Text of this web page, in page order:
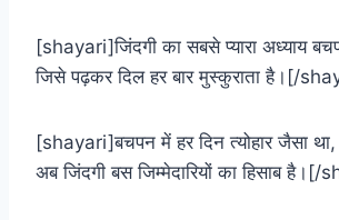
[shayari]जिंदगी का सबसे प्यारा अध्याय
जिसे पढ़कर दिल हर बार मुस्कुराता है।[/
[shayari]बचपन में हर दिन त्योहार जैसा था,
अब जिंदगी बस जिम्मेदारियों का हिसाब है।[/